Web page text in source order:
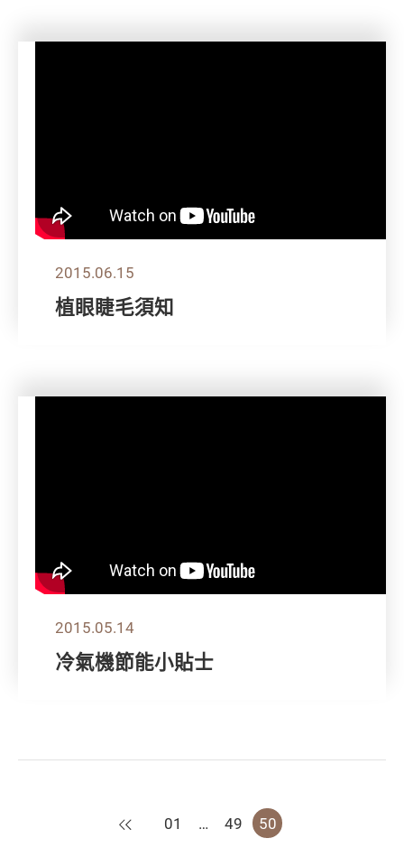
2015.06.15
植眼睫毛須知
2015.05.14
冷氣機節能小貼士
上一頁
01 … 49 50